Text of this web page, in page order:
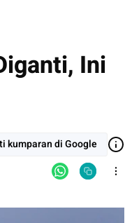
Ini
kumparan di Google